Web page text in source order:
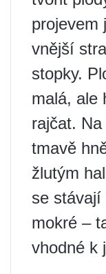
projevem
vnější
stopky.
malá, ale
rajčat.
tmavě
žlutým
se stávají
mokré –
vhodné k